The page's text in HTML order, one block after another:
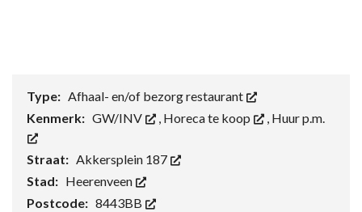
Type: Afhaal- en/of bezorg restaurant
Kenmerk: GW/INV , Horeca te koop , Huur p.m.
Straat: Akkersplein 187
Stad: Heerenveen
Postcode: 8443BB